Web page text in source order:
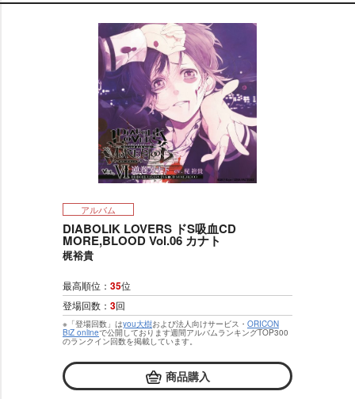
t
e
アルバム
DIABOLIK LOVERS ドS吸血CD
MORE,BLOOD Vol.06 カナト
梶裕貴
最高順位： 35位
登場回数： 3回
※「登場回数」はyou大樹および法人向けサービス・ ORICON
BiZ onlineで公開しております週間アルバムランキングTOP300
のランクイン回数を掲載しています。
商品購入